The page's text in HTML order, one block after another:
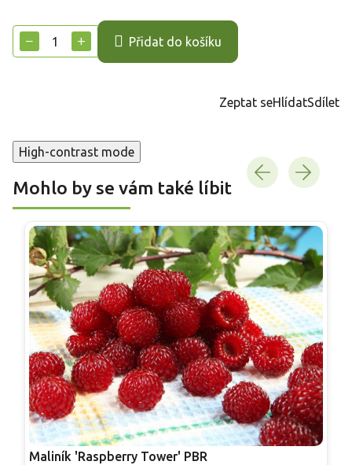
cena:
+
− Přidat do košíku
Zeptat seHlídatSdílet
High-contrast mode
Mohlo by se vám také líbit
Maliník 'Raspberry Tower' PBR